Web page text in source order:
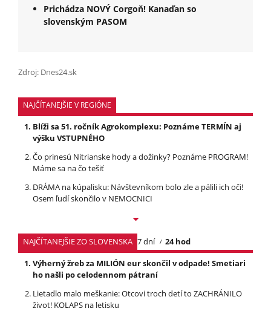
Prichádza NOVÝ Corgoň! Kanaďan so
slovenským PASOM
Zdroj: Dnes24.sk
NAJČÍTANEJŠIE V REGIÓNE
Blíži sa 51. ročník Agrokomplexu: Poznáme TERMÍN aj
výšku VSTUPNÉHO
Čo prinesú Nitrianske hody a dožinky? Poznáme PROGRAM!
Máme sa na čo tešiť
DRÁMA na kúpalisku: Návštevníkom bolo zle a pálili ich oči!
Osem ľudí skončilo v NEMOCNICI
NAJČÍTANEJŠIE ZO SLOVENSKA 7 dní
24 hod
Výherný žreb za MILIÓN eur skončil v odpade! Smetiari
ho našli po celodennom pátraní
Lietadlo malo meškanie: Otcovi troch detí to ZACHRÁNILO
život! KOLAPS na letisku